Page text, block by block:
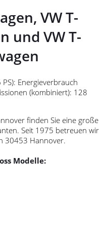
VW T-
und VW T-
Energieverbrauch
(kombiniert): 128
finden Sie eine große
Seit 1975 betreuen wir
30453 Hannover.
Modelle: